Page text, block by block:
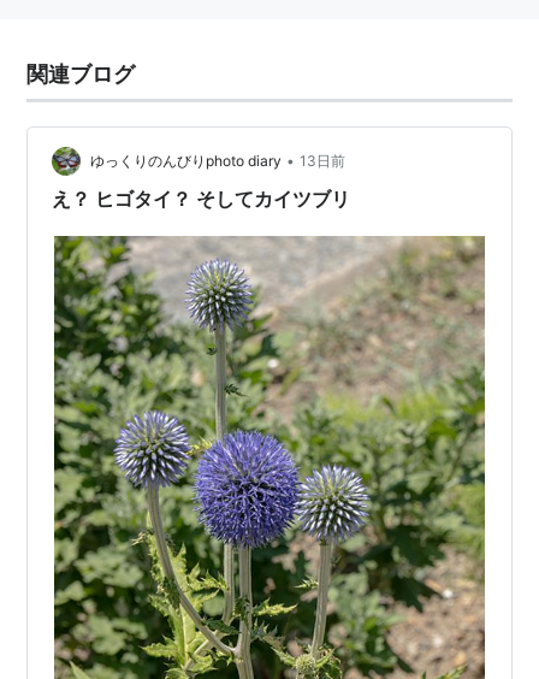
関連ブログ
ゆっくりのんびりphoto diary • 13日前
え？ ヒゴタイ？ そしてカイツブリ